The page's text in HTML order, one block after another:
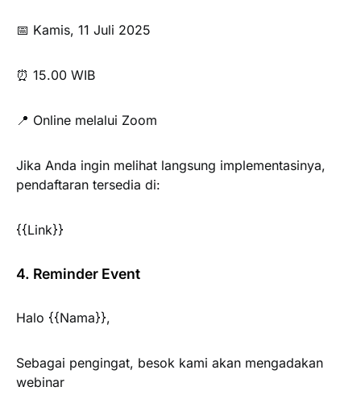
📅 Kamis, 11 Juli 2025
⏰ 15.00 WIB
📍 Online melalui Zoom
Jika Anda ingin melihat langsung implementasinya,
pendaftaran tersedia di:
{{Link}}
4. Reminder Event
Halo {{Nama}},
Sebagai pengingat, besok kami akan mengadakan
webinar